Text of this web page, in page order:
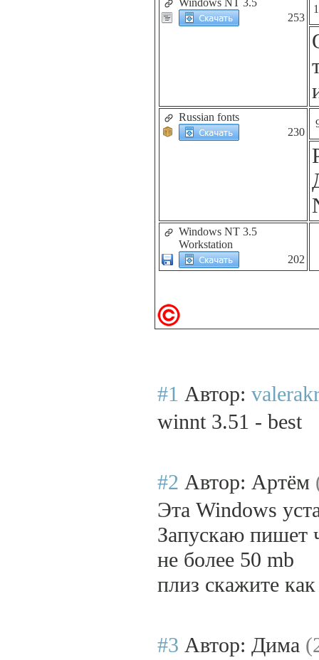
Windows NT 3.5
253
Russian fonts
230
Windows NT 3.5
Workstation
202
#1 Автор:
winnt 3.51 - best
#2 Автор: Артём
Эта Windows
Запускаю пишет
не более 50 mb
плиз скажите
#3 Автор: Дима